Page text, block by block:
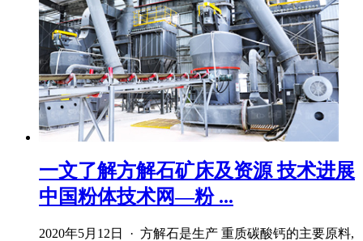
一文了解方解石矿床及资源 技术进展
中国粉体技术网—粉 ...
2020年5月12日 · 方解石是生产 重质碳酸钙的主要原料,